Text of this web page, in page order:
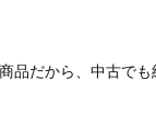
品だから、中古で